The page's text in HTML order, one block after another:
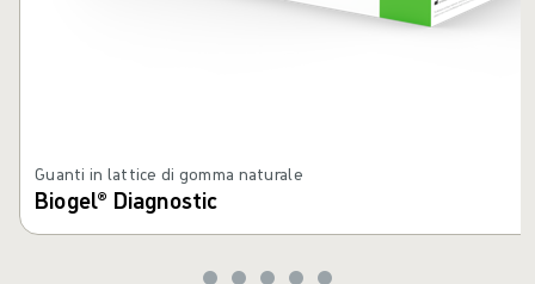
Guanti in lattice di gomma naturale
Biogel® Diagnostic